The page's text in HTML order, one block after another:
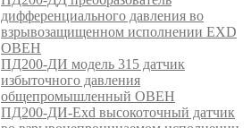
дифференциального давления во
взрывозащищенном исполнении EXD
ОВЕН
ПД200-ДИ модель 315 датчик
избыточного давления
общепромышленный ОВЕН
ПД200-ДИ-Exd высокоточный датчик